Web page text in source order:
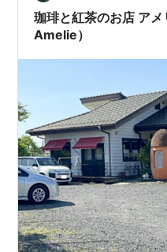
珈琲と紅茶のお店 ア
Amelie）